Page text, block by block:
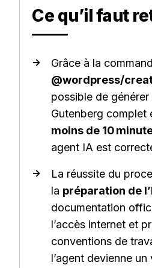
Ce qu’il faut
Grâce à la
@wordpress/
possible de
Gutenberg complet
moins de 10
agent IA est
La réussite du
la préparation de
documentation
l’accès internet et
conventions de
l’agent devienne